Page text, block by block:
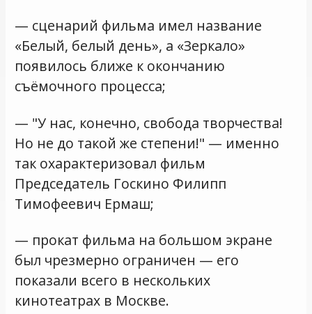
— сценарий фильма имел название
«Белый, белый день», а «Зеркало»
появилось ближе к окончанию
съёмочного процесса;
— "У нас, конечно, свобода творчества!
Но не до такой же степени!" — именно
так охарактеризовал фильм
Председатель Госкино Филипп
Тимофеевич Ермаш;
— прокат фильма на большом экране
был чрезмерно ограничен — его
показали всего в нескольких
кинотеатрах в Москве.